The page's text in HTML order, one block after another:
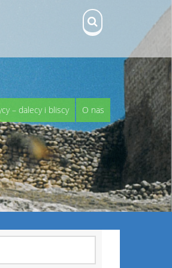
– dalecy i bliscy O nas